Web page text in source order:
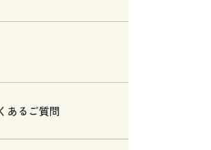
あるご質問